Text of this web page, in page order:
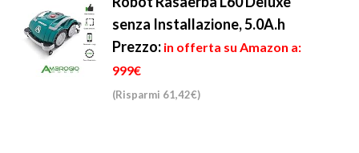
senza Installazione, 5.0A.h
Prezzo: in offerta su Amazon a:
999€
(Risparmi 61,42€)